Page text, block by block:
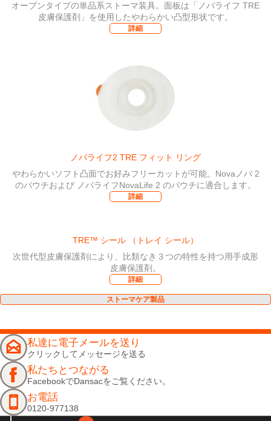
オープンタイプの単品系ストーマ装具。面板は「ノバライフ TRE
皮膚保護剤」を使用したやわらかい凸型形状です。
詳細
ノバライフ2 TRE フィット リング
やわらかいソフト凸面でお好みフリーカットが可能。Novaノバ 2
のパウチおよび ノバライフNovaLife 2 のパウチに適合します。
詳細
TRE™ シール （トレイ シール）
次世代型皮膚保護剤により、比類なき３つの特性を持つ用手成形
皮膚保護剤。
詳細
ストーマケア製品
私達に電子メールを送り
クリックしてメッセージを送る
私たちとつながる
FacebookでDansacをご覧ください。
お電話
0120-977138